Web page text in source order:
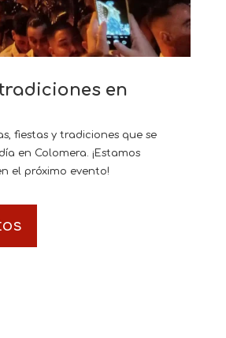
en
fiestas y tradiciones que se
en Colomera. ¡Estamos
el próximo evento!